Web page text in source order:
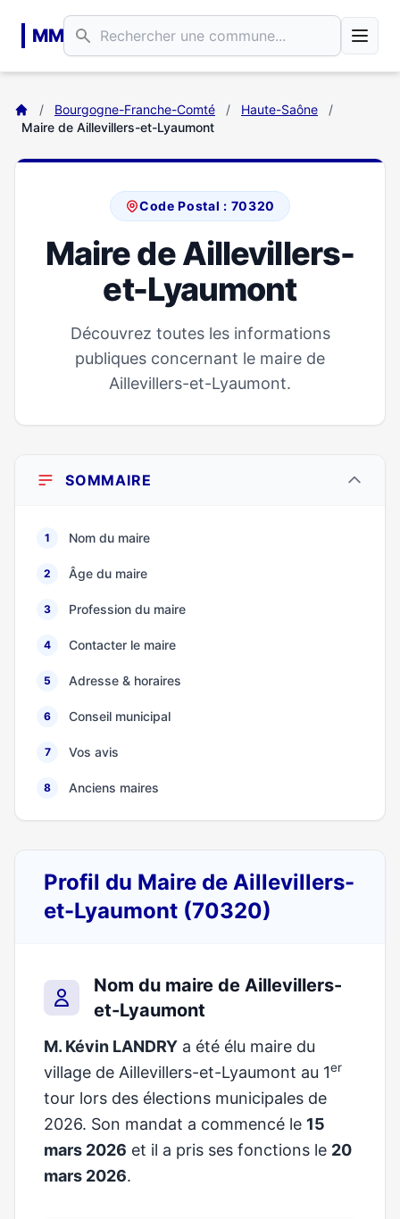
MM
/ Bourgogne-Franche-Comté / Haute-Saône
/
Maire de Aillevillers-et-Lyaumont
Code Postal : 70320
Maire de Aillevillers-
et-Lyaumont
Découvrez toutes les informations
publiques concernant le maire de
Aillevillers-et-Lyaumont.
SOMMAIRE
1 Nom du maire
2 Âge du maire
3 Profession du maire
4 Contacter le maire
5 Adresse & horaires
6 Conseil municipal
7 Vos avis
8 Anciens maires
Profil du Maire de Aillevillers-
et-Lyaumont (70320)
Nom du maire de Aillevillers-
et-Lyaumont
M. Kévin LANDRY a été élu maire du
village de Aillevillers-et-Lyaumont au 1er
tour lors des élections municipales de
2026. Son mandat a commencé le 15
mars 2026 et il a pris ses fonctions le 20
mars 2026.